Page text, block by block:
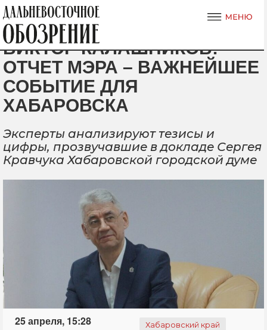
ВИКТОР КАЛАШНИКОВ:
ОТЧЕТ МЭРА – ВАЖНЕЙШЕЕ
СОБЫТИЕ ДЛЯ
ХАБАРОВСКА
Эксперты анализируют тезисы и
цифры, прозвучавшие в докладе Сергея
Кравчука Хабаровской городской думе
25 апреля, 15:28 Хабаровский край